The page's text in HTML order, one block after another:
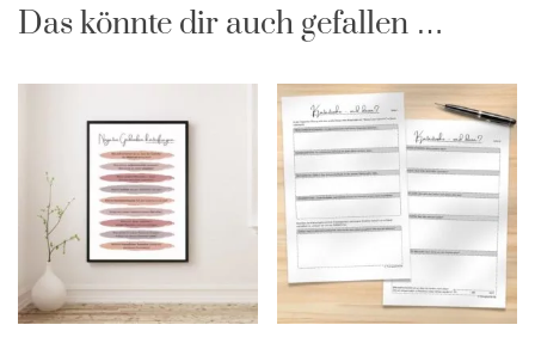
Das könnte dir auch gefallen …